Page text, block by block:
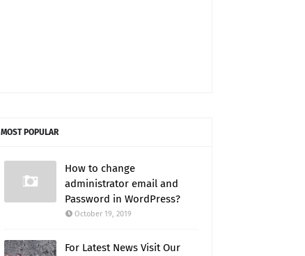
MOST POPULAR
How to change
administrator email and
Password in WordPress?
October 19, 2019
For Latest News Visit Our